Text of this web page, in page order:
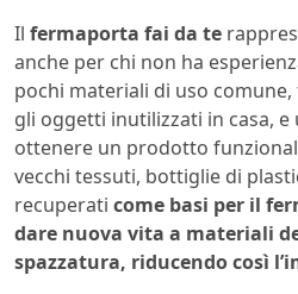
Il fermaporta fai da te
anche per chi non ha
pochi materiali di uso
gli oggetti inutilizzati in casa, e
ottenere un prodotto
vecchi tessuti, bottiglie di
recuperati come basi per il
dare nuova vita a materiali
spazzatura, riducendo così